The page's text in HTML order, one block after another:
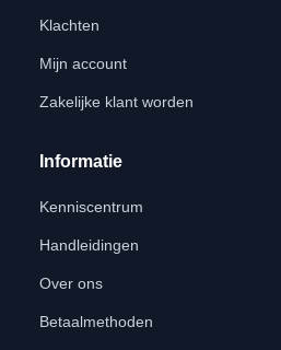
Klachten
Mijn account
Zakelijke klant worden
Informatie
Kenniscentrum
Handleidingen
Over ons
Betaalmethoden